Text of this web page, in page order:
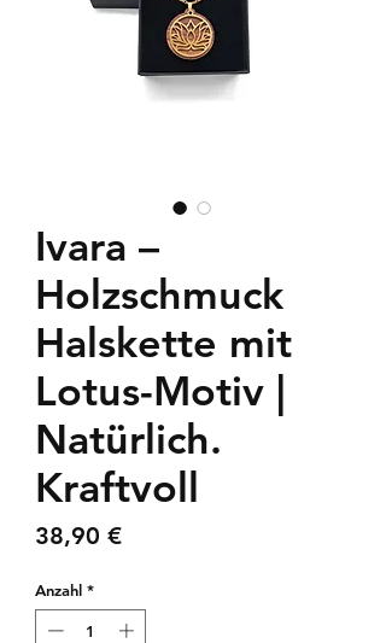
Ivara –
Holzschmuck
Halskette mit
Lotus-Motiv |
Natürlich.
Kraftvoll
38,90 €Preis
Anzahl *